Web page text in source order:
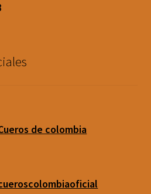
de colombia